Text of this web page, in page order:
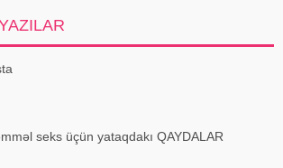
seks üçün yataqdakı QAYDALAR